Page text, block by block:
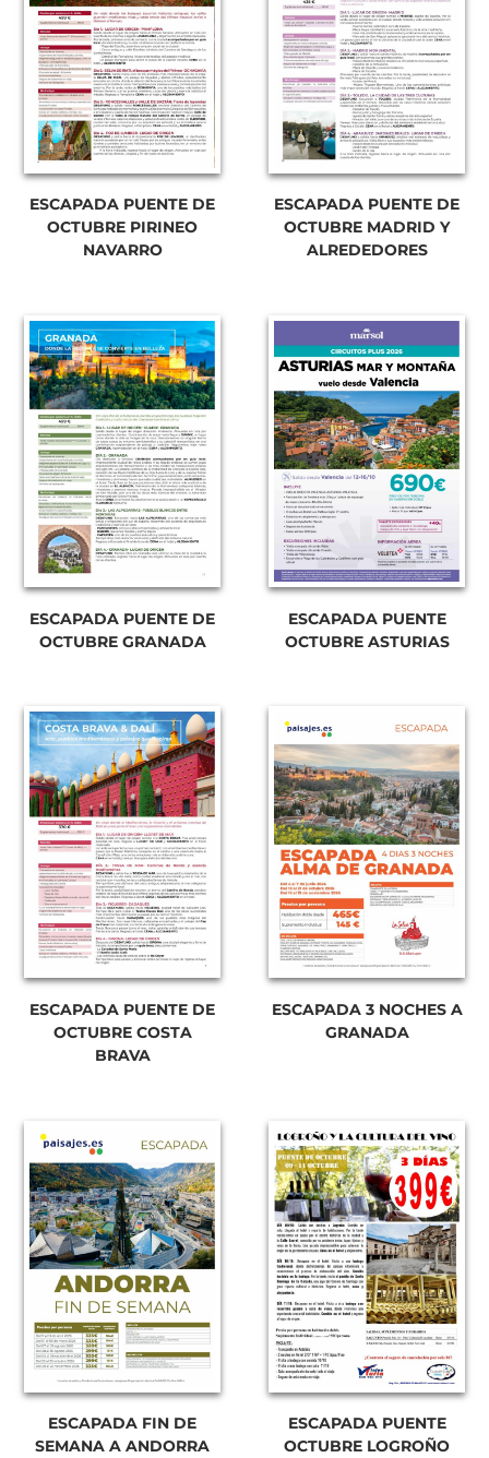
ESCAPADA PUENTE DE
OCTUBRE PIRINEO
NAVARRO
ESCAPADA PUENTE DE
OCTUBRE MADRID Y
ALREDEDORES
ESCAPADA PUENTE DE
OCTUBRE GRANADA
ESCAPADA PUENTE
OCTUBRE ASTURIAS
ESCAPADA PUENTE DE
OCTUBRE COSTA
BRAVA
ESCAPADA 3 NOCHES A
GRANADA
ESCAPADA FIN DE
SEMANA A ANDORRA
ESCAPADA PUENTE
OCTUBRE LOGROÑO